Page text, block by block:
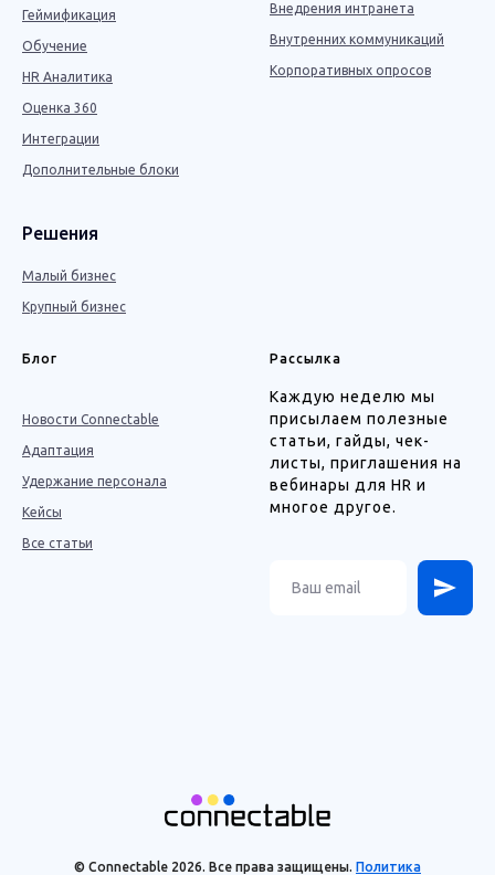
Геймификация
Обучение
HR Аналитика
Оценка 360
Интеграции
Дополнительные блоки
Решения
Малый бизнес
Крупный бизнес
Внедрения интранета
Внутренних коммуникаций
Корпоративных опросов
Блог
Новости Connectable
Адаптация
Удержание персонала
Кейсы
Все статьи
Рассылка
Каждую неделю мы
присылаем полезные
статьи, гайды, чек-
листы, приглашения на
вебинары для HR и
многое другое.
© Connectable 2026. Все права защищены. Политика